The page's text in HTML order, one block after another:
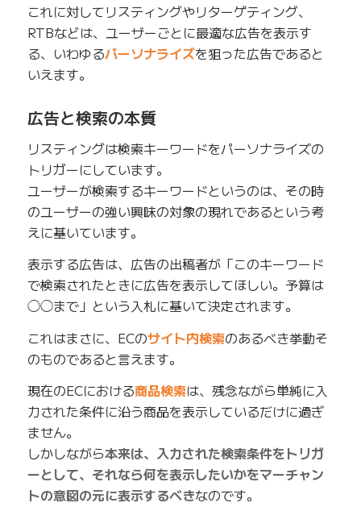
これに対してリスティングやリターゲティング、
RTBなどは、ユーザーごとに最適な広告を表示す
る、いわゆるパーソナライズを狙った広告であると
いえます。
広告と検索の本質
リスティングは検索キーワードをパーソナライズの
トリガーにしています。
ユーザーが検索するキーワードというのは、その時
のユーザーの強い興味の対象の現れであるという考
えに基いています。
表示する広告は、広告の出稿者が「このキーワード
で検索されたときに広告を表示してほしい。予算は
◯◯まで」という入札に基いて決定されます。
これはまさに、ECのサイト内検索のあるべき挙動そ
のものであると言えます。
現在のECにおける商品検索は、残念ながら単純に入
力された条件に沿う商品を表示しているだけに過ぎ
ません。
しかしながら本来は、入力された検索条件をトリガ
ーとして、それなら何を表示したいかをマーチャン
トの意図の元に表示するべきなのです。